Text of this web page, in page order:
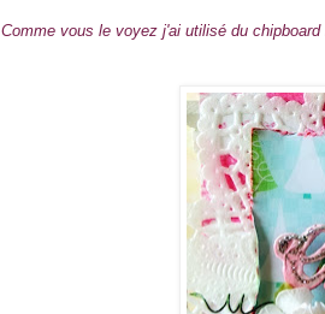
Comme vous le voyez j'ai utilisé du